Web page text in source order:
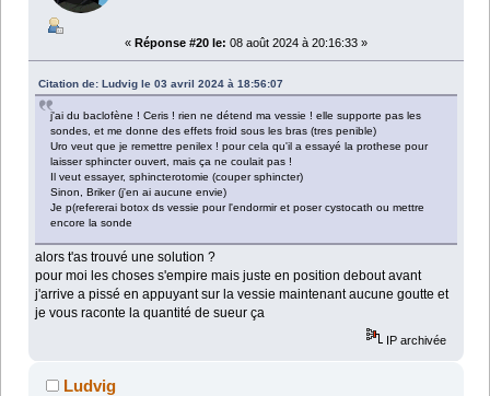
« Réponse #20 le: 08 août 2024 à 20:16:33 »
Citation de: Ludvig le 03 avril 2024 à 18:56:07
j'ai du baclofène ! Ceris ! rien ne détend ma vessie ! elle supporte pas les
sondes, et me donne des effets froid sous les bras (tres penible)
Uro veut que je remettre penilex ! pour cela qu'il a essayé la prothese pour
laisser sphincter ouvert, mais ça ne coulait pas !
Il veut essayer, sphincterotomie (couper sphincter)
Sinon, Briker (j'en ai aucune envie)
Je p(refererai botox ds vessie pour l'endormir et poser cystocath ou mettre
encore la sonde
alors t'as trouvé une solution ?
pour moi les choses s'empire mais juste en position debout avant
j'arrive a pissé en appuyant sur la vessie maintenant aucune goutte et
je vous raconte la quantité de sueur ça
IP archivée
Ludvig